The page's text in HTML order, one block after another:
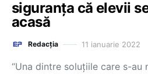
siguranța că elevii
acasă
Redacția 11 ianuarie 2022
“Una dintre soluțiile care s-au